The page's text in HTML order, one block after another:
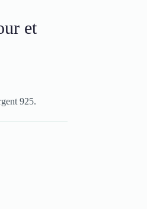
et
925.